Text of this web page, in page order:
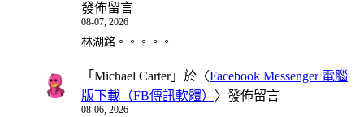
發佈留言
08-07, 2026
林湖銘。。。。。
「 Michael Carter」於〈Facebook Messenger 電腦
版下載（FB傳訊軟體） 〉發佈留言
08-06, 2026